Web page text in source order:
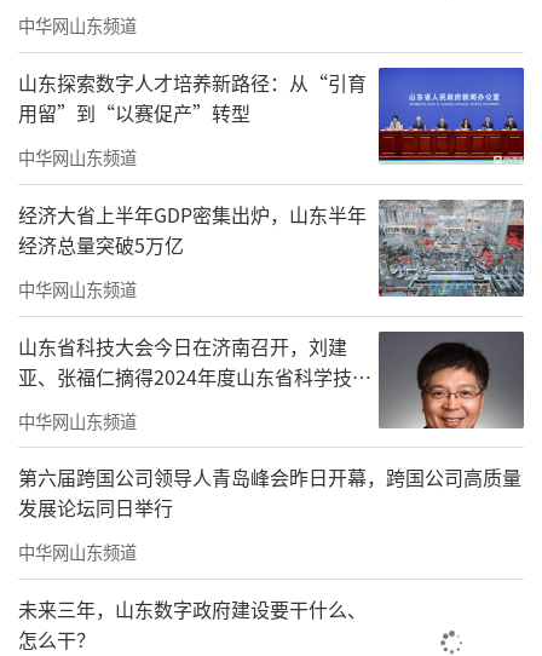
护校园秩序与尊重学生需求完全可以并行不
悖。真正负责任的做法，是在吸取教训的同
时，借机转变管理理念、修订模糊条款、明确
行为边界，让校规既有刚性约束，也不失温情
善意，让每一位学生都能在校园中安心求学、
放心实践、从容成长。
（记者/朱延鲁 来源：海报新闻）
责任编辑：董硕
中华网山东频道
山东探索数字人才培养新路径：从“引育
用留”到“以赛促产”转型
中华网山东频道
经济大省上半年GDP密集出炉，山东半年
经济总量突破5万亿
中华网山东频道
山东省科技大会今日在济南召开，刘建
亚、张福仁摘得2024年度山东省科学技术
奖最高奖！
中华网山东频道
第六届跨国公司领导人青岛峰会昨日开幕，跨国公司高质量
发展论坛同日举行
中华网山东频道
未来三年，山东数字政府建设要干什么、
怎么干？